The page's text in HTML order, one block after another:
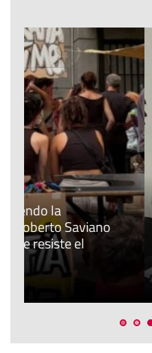
Tribuna
Ceuta: ¿qué
menores de edad
llegaron?